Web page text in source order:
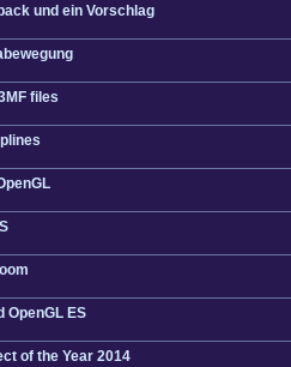
und ein Vorschlag
files
OpenGL ES
of the Year 2014